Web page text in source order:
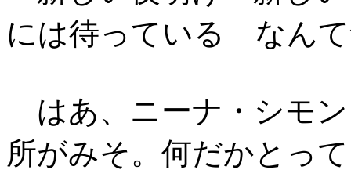
には待っている なん
はあ、ニーナ・シモ
所がみそ。何だかとっ